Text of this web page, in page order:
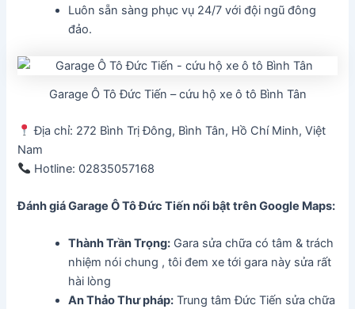
Luôn sẵn sàng phục vụ 24/7 với đội ngũ đông
đảo.
Garage Ô Tô Đức Tiến – cứu hộ xe ô tô Bình Tân
Địa chỉ: 272 Bình Trị Đông, Bình Tân, Hồ Chí Minh, Việt
Nam
Hotline: 02835057168
Đánh giá Garage Ô Tô Đức Tiếnnổi bật trên Google Maps:
Thành Trần Trọng: Gara sửa chữa có tâm & trách
nhiệm nói chung , tôi đem xe tới gara này sửa rất
hài lòng
An Thảo Thư pháp: Trung tâm Đức Tiến sửa chữa